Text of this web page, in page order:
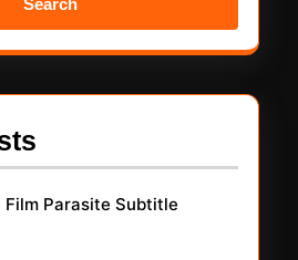
Film Parasite Subtitle